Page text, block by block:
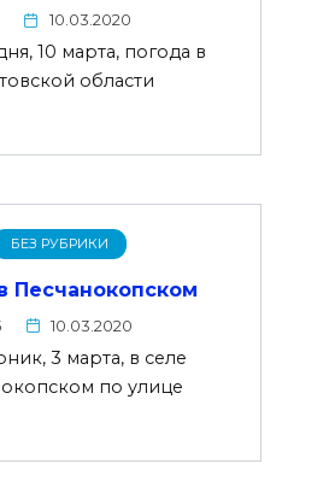
10.03.2020
10 марта, погода в
области
БЕЗ РУБРИКИ
Песчанокопском
10.03.2020
3 марта, в селе
по улице